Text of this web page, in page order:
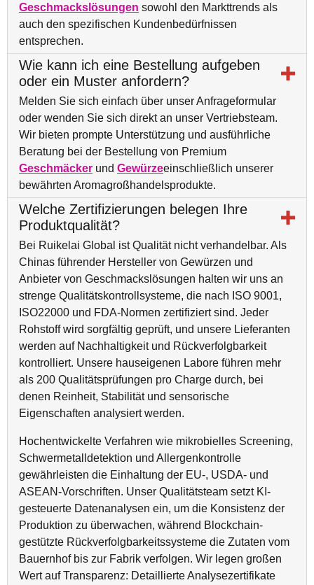
Geschmackslösungen sowohl den Markttrends als
auch den spezifischen Kundenbedürfnissen
entsprechen.
Wie kann ich eine Bestellung aufgeben
oder ein Muster anfordern?
Melden Sie sich einfach über unser Anfrageformular
oder wenden Sie sich direkt an unser Vertriebsteam.
Wir bieten prompte Unterstützung und ausführliche
Beratung bei der Bestellung von Premium
Geschmäcker und Gewürzeeinschließlich unserer
bewährten Aromagroßhandelsprodukte.
Welche Zertifizierungen belegen Ihre
Produktqualität?
Bei Ruikelai Global ist Qualität nicht verhandelbar. Als
Chinas führender Hersteller von Gewürzen und
Anbieter von Geschmackslösungen halten wir uns an
strenge Qualitätskontrollsysteme, die nach ISO 9001,
ISO22000 und FDA-Normen zertifiziert sind. Jeder
Rohstoff wird sorgfältig geprüft, und unsere Lieferanten
werden auf Nachhaltigkeit und Rückverfolgbarkeit
kontrolliert. Unsere hauseigenen Labore führen mehr
als 200 Qualitätsprüfungen pro Charge durch, bei
denen Reinheit, Stabilität und sensorische
Eigenschaften analysiert werden.
Hochentwickelte Verfahren wie mikrobielles Screening,
Schwermetalldetektion und Allergenkontrolle
gewährleisten die Einhaltung der EU-, USDA- und
ASEAN-Vorschriften. Unser Qualitätsteam setzt KI-
gesteuerte Datenanalysen ein, um die Konsistenz der
Produktion zu überwachen, während Blockchain-
gestützte Rückverfolgbarkeitssysteme die Zutaten vom
Bauernhof bis zur Fabrik verfolgen. Wir legen großen
Wert auf Transparenz: Detaillierte Analysezertifikate